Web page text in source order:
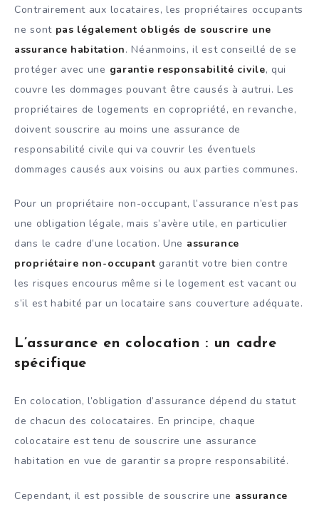
Contrairement aux locataires, les propriétaires occupants
ne sont pas légalement obligés de souscrire une
assurance habitation. Néanmoins, il est conseillé de se
protéger avec une garantie responsabilité civile, qui
couvre les dommages pouvant être causés à autrui. Les
propriétaires de logements en copropriété, en revanche,
doivent souscrire au moins une assurance de
responsabilité civile qui va couvrir les éventuels
dommages causés aux voisins ou aux parties communes.
Pour un propriétaire non-occupant, l’assurance n’est pas
une obligation légale, mais s’avère utile, en particulier
dans le cadre d’une location. Une assurance
propriétaire non-occupant garantit votre bien contre
les risques encourus même si le logement est vacant ou
s’il est habité par un locataire sans couverture adéquate.
L’assurance en colocation : un cadre
spécifique
En colocation, l’obligation d’assurance dépend du statut
de chacun des colocataires. En principe, chaque
colocataire est tenu de souscrire une assurance
habitation en vue de garantir sa propre responsabilité.
Cependant, il est possible de souscrire une assurance